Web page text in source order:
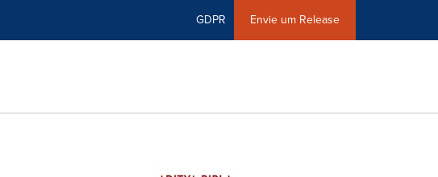
GDPR Envie um Release